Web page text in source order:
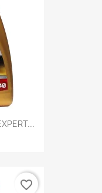
favorite_border